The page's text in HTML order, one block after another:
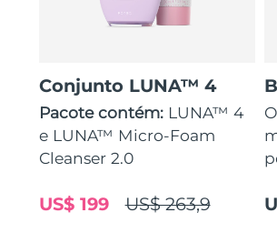
Conjunto LUNA™ 4
Pacote contém: LUNA™ 4
e LUNA™ Micro-Foam
Cleanser 2.0
US$ 263,9
US$ 199